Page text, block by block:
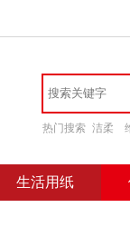
热门搜索 洁柔
生活用纸